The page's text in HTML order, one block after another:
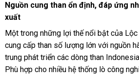
Nguồn cung than ổn định, đáp ứng
xuất
Một trong những lợi thế nổi bật của
cung cấp than số lượng lớn với nguồn
trung phát triển các dòng than
Phù hợp cho nhiều hệ thống lò công